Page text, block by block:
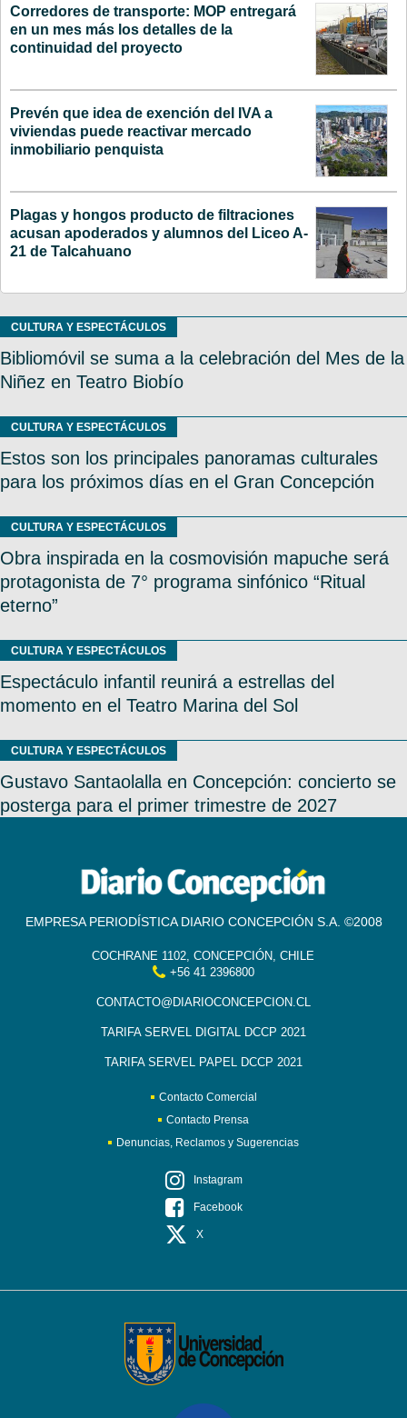
Corredores de transporte: MOP entregará
en un mes más los detalles de la
continuidad del proyecto
Prevén que idea de exención del IVA a
viviendas puede reactivar mercado
inmobiliario penquista
Plagas y hongos producto de filtraciones
acusan apoderados y alumnos del Liceo A-
21 de Talcahuano
CULTURA Y ESPECTÁCULOS
Bibliomóvil se suma a la celebración del Mes de la
Niñez en Teatro Biobío
CULTURA Y ESPECTÁCULOS
Estos son los principales panoramas culturales
para los próximos días en el Gran Concepción
CULTURA Y ESPECTÁCULOS
Obra inspirada en la cosmovisión mapuche será
protagonista de 7° programa sinfónico “Ritual
eterno”
CULTURA Y ESPECTÁCULOS
Espectáculo infantil reunirá a estrellas del
momento en el Teatro Marina del Sol
CULTURA Y ESPECTÁCULOS
Gustavo Santaolalla en Concepción: concierto se
posterga para el primer trimestre de 2027
EMPRESA PERIODÍSTICA DIARIO CONCEPCIÓN S.A. ©2008
COCHRANE 1102, CONCEPCIÓN, CHILE
+56 41 2396800
CONTACTO@DIARIOCONCEPCION.CL
TARIFA SERVEL DIGITAL DCCP 2021
TARIFA SERVEL PAPEL DCCP 2021
Contacto Comercial
Contacto Prensa
Denuncias, Reclamos y Sugerencias
Instagram
Facebook
X